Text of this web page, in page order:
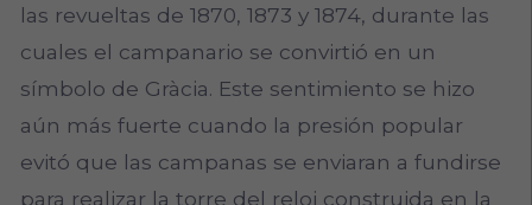
las revueltas de 1870, 1873 y 1874, durante las
cuales el campanario se convirtió en un
símbolo de Gràcia. Este sentimiento se hizo
aún más fuerte cuando la presión popular
evitó que las campanas se enviaran a fundirse
para realizar la torre del reloj construida en la